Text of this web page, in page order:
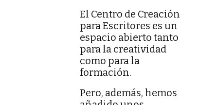
El Centro de Creación
para Escritores es un
espacio abierto tanto
para la creatividad
como para la
formación.
Pero, además, hemos